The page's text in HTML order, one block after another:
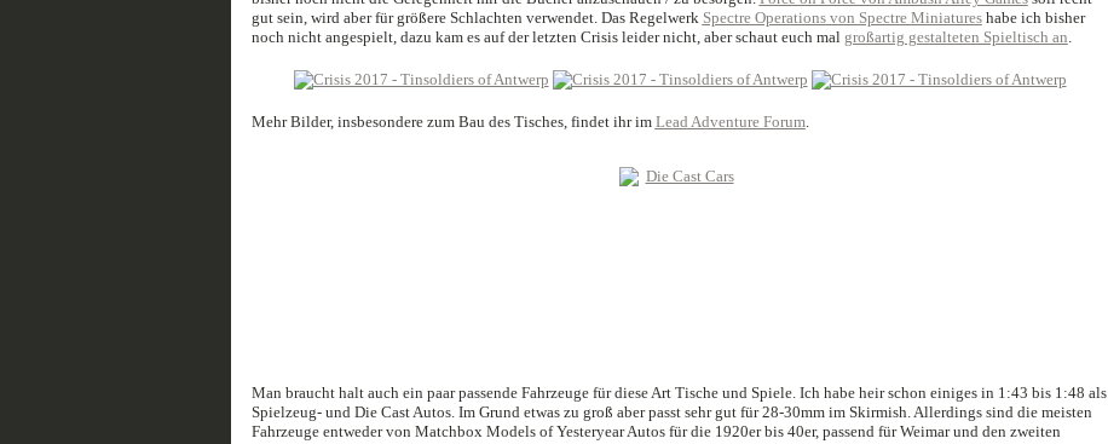
gut sein, wird aber für größere Schlachten verwendet. Das Regelwerk Spectre Operations von Spectre Miniatureshabe ich bisher
noch nicht angespielt, dazu kam es auf der letzten Crisis leider nicht, aber schaut euch mal großartig gestalteten Spieltisch an.
Mehr Bilder, insbesondere zum Bau des Tisches, findet ihr im Lead Adventure Forum.
Man braucht halt auch ein paar passende Fahrzeuge für diese Art Tische und Spiele. Ich habe heir schon einiges in 1:43 bis 1:48 als
Spielzeug- und Die Cast Autos. Im Grund etwas zu groß aber passt sehr gut für 28-30mm im Skirmish. Allerdings sind die meisten
Fahrzeuge entweder von Matchbox Models of Yesteryear Autos für die 1920er bis 40er, passend für Weimar und den zweiten